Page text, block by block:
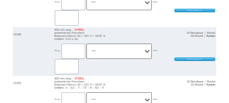
Menge: Größe:
11348
400 mm lang –STERIL
anatomische Passform
Reinraum-Klasse 10 / ISO 4 / GMP A
Größen: S-M-L-XL
10 Einzelpaar / Beutel
20 Beutel /Karton
Menge:
11352
600 mm lang –STERIL
anatomische Passform
Reinraum-Klasse 10 / ISO 4 / GMP A
Größen: 6 – 6,5 – 7 – 7,5 – 8 – 8,5 – 9
10 Einzelpaar / Beutel
10 Beutel /Karton
Menge: Größe: